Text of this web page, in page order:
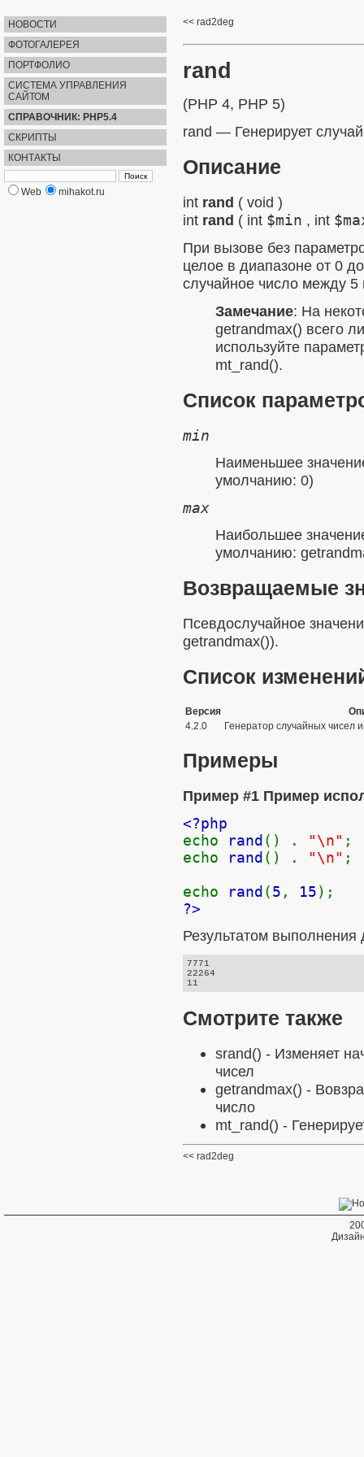
НОВОСТИ
ФОТОГАЛЕРЕЯ
ПОРТФОЛИО
СИСТЕМА УПРАВЛЕНИЯ
САЙТОМ
СПРАВОЧНИК: PHP5.4
СКРИПТЫ
КОНТАКТЫ
Web mihakot.ru
rad2deg
rand
(PHP 4, PHP 5)
rand — Генерирует
Описание
int rand ( void )
int rand ( int $min , int
При вызове без
целое в диапазоне от 0
случайное число между
Замечание: На
getrandmax() всего
используйте
mt_rand().
Список
min
Наименьшее
умолчанию: 0)
max
Наибольшее
умолчанию:
Возвращаемые
Псевдослучайное
getrandmax()).
Список
Версия
4.2.0
Генератор случайных чисел
Примеры
Пример #1 Пример
<?php
echo
rand () . "\n" ;
echo
rand () . "\n" ;
echo
rand (5 , 15);
?>
Результатом выполнения
7771
22264
Смотрите также
srand() - Изменяет
чисел
getrandmax() -
число
mt_rand() -
rad2deg